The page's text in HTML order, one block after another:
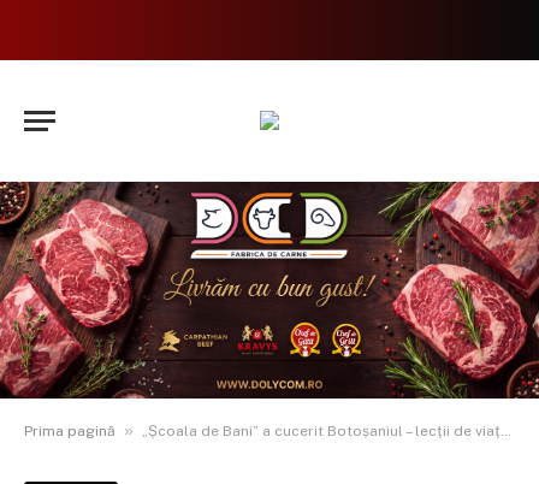
Prima pagină » „Școala de Bani” a cucerit Botoșaniul – lecții de viață financiară pentru sute de elevi